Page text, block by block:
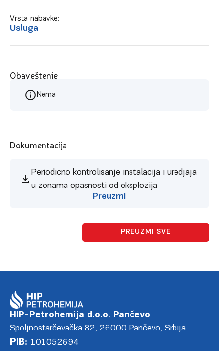
Vrsta nabavke:
Usluga
Obaveštenje
Nema
Dokumentacija
Periodicno kontrolisanje instalacija i uredjaja
u zonama opasnosti od eksplozija
Preuzmi
PREUZMI SVE
HIP-Petrohemija d.o.o. Pančevo
Spoljnostarčevačka 82, 26000 Pančevo, Srbija
PIB: 101052694